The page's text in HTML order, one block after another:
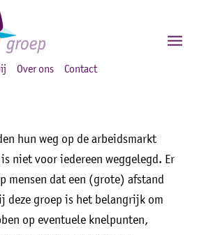
Over ons Contact
hun weg op de arbeidsmarkt
niet voor iedereen weggelegd. Er
mensen dat een (grote) afstand
deze groep is het belangrijk om
op eventuele knelpunten,